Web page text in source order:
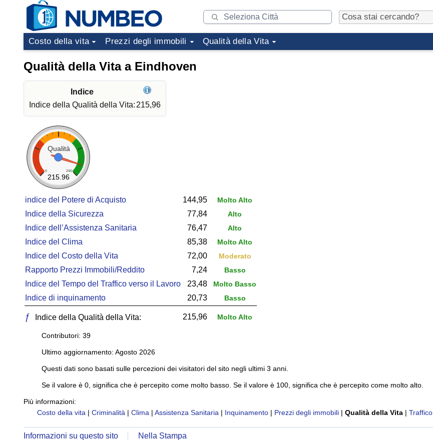
Costo della vita Prezzi degli immobili Qualità della Vita
Qualità della Vita a Eindhoven
Indice
Indice della Qualità della Vita: 215,96
Qualità
0 240
215.96
indice del Potere di Acquisto 144,95 Molto Alto
Indice della Sicurezza 77,84 Alto
Indice dell’Assistenza Sanitaria 76,47 Alto
Indice del Clima 85,38 Molto Alto
Indice del Costo della Vita 72,00 Moderato
Rapporto Prezzi Immobili/Reddito 7,24 Basso
Indice del Tempo del Traffico verso il Lavoro 23,48 Molto Basso
Indice di inquinamento 20,73 Basso
ƒ Indice della Qualità della Vita: 215,96 Molto Alto
Contributori: 39
Ultimo aggiornamento: Agosto 2026
Questi dati sono basati sulle percezioni dei visitatori del sito negli ultimi 3 anni.
Se il valore è 0, significa che è percepito come molto basso. Se il valore è 100, significa che è percepito come molto alto.
Più informazioni:
Costo della vita | Criminalità | Clima | Assistenza Sanitaria | Inquinamento | Prezzi degli immobili | Qualità della Vita | Traffico
Informazioni su questo sito Nella Stampa